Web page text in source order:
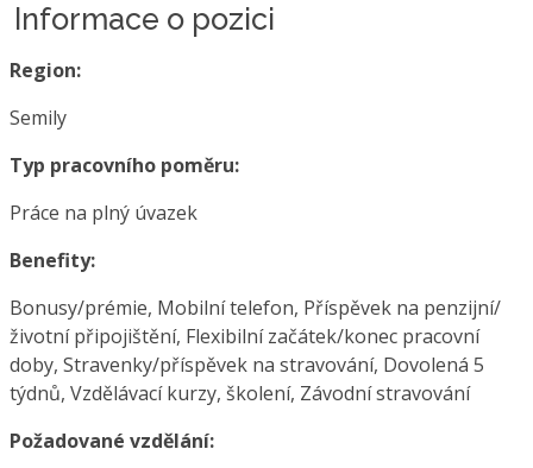
Informace o pozici
Region:
Semily
Typ pracovního poměru:
Práce na plný úvazek
Benefity:
Bonusy/prémie, Mobilní telefon, Příspěvek na penzijní/
životní připojištění, Flexibilní začátek/konec pracovní
doby, Stravenky/příspěvek na stravování, Dovolená 5
týdnů, Vzdělávací kurzy, školení, Závodní stravování
Požadované vzdělání: